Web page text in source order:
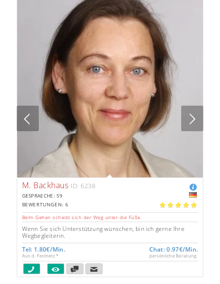
M. Backhaus ID: 6238
GESPRAECHE: 59
BEWERTUNGEN: 6
Beim Gehen schiebt sich der Weg unter die Füße.
Wenn Sie sich Unterstützung wünschen, bin ich gerne Ihre
Wegbegleiterin.
Tel: 1.80€/Min.
Aus d. Festnetz *
Chat: 0.97€/Min.
persönliche Beratung
Next